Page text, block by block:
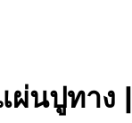
ผ่นปูทาง